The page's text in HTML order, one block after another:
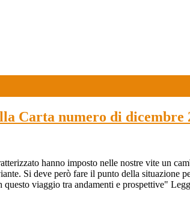
Carta numero di dicembre
hanno imposto nelle nostre vite un
Si deve però fare il punto della situazione
questo viaggio tra andamenti e prospettive"